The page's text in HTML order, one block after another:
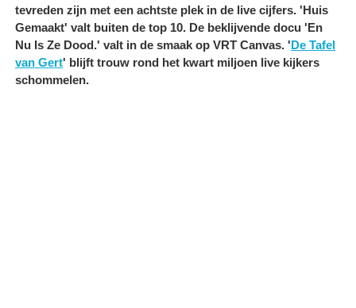
tevreden zijn met een achtste plek in de live cijfers. 'Huis
Gemaakt' valt buiten de top 10. De beklijvende docu 'En
Nu Is Ze Dood.' valt in de smaak op VRT Canvas. 'De Tafel
van Gert' blijft trouw rond het kwart miljoen live kijkers
schommelen.